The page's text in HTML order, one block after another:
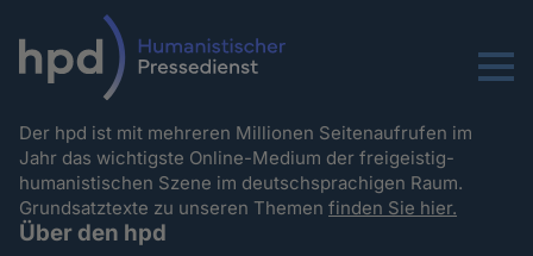
Menu
Der hpd ist mit mehreren Millionen Seitenaufrufen im
Jahr das wichtigste Online-Medium der freigeistig-
humanistischen Szene im deutschsprachigen Raum.
Grundsatztexte zu unseren Themenfinden Sie hier.
Über den hpd